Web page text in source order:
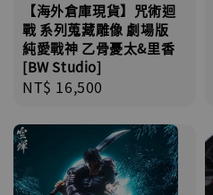
【海外倉庫現貨】咒術迴
戰 系列蒐藏雕像 劇場版
純愛戰神 乙骨憂太&里香
[BW Studio]
Regular
NT$ 16,500